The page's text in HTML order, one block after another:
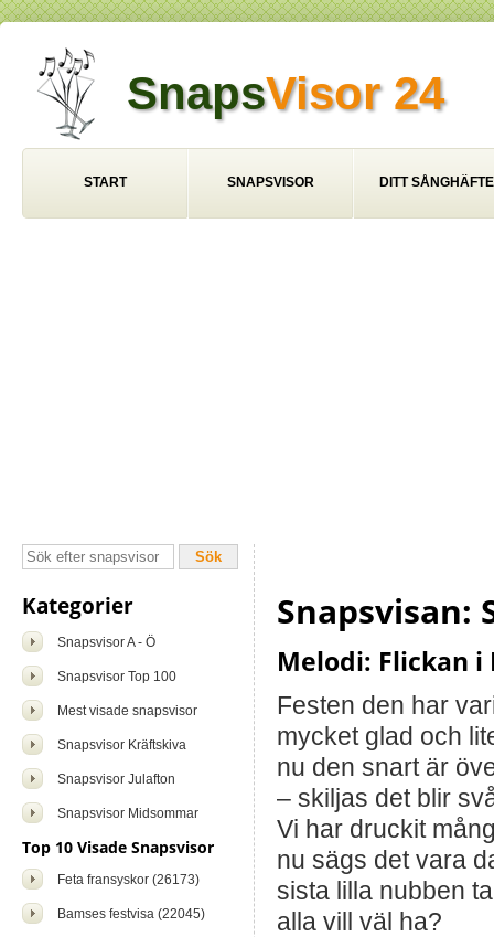
SnapsVisor 24
START SNAPSVISOR DITT SÅNGHÄFTE
Kategorier
Snapsvisor A - Ö
Snapsvisor Top 100
Mest visade snapsvisor
Snapsvisor Kräftskiva
Snapsvisor Julafton
Snapsvisor Midsommar
Top 10 Visade Snapsvisor
Feta fransyskor (26173)
Bamses festvisa (22045)
Snapsvisan:
Melodi: Flickan i
Festen den har
mycket glad och
nu den snart är
– skiljas det blir
Vi har druckit
nu sägs det vara
sista lilla nubben ta
alla vill väl ha?